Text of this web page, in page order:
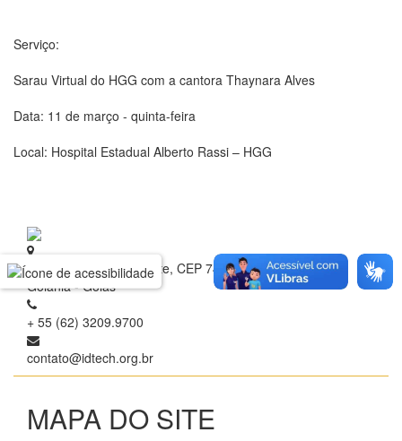
Serviço:
Sarau Virtual do HGG com a cantora Thaynara Alves
Data: 11 de março - quinta-feira
Local: Hospital Estadual Alberto Rassi – HGG
Rua 1 nº 60, Setor Oeste, CEP 74.115-040
Goiânia - Goiás
+ 55 (62) 3209.9700
contato@idtech.org.br
MAPA DO SITE